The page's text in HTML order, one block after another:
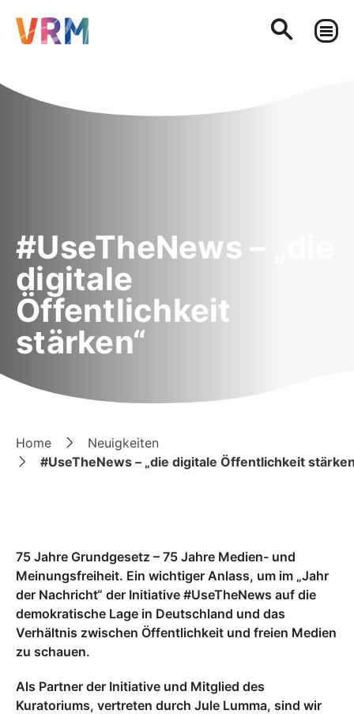
#UseTheNews – „die
digitale
Öffentlichkeit
stärken“
Home
Neuigkeiten
#UseTheNews – „die digitale Öffentlichkeit
75 Jahre Grundgesetz – 75 Jahre Medien- und
Meinungsfreiheit. Ein wichtiger Anlass, um im „Jahr
der Nachricht“ der Initiative #UseTheNews auf die
demokratische Lage in Deutschland und das
Verhältnis zwischen Öffentlichkeit und freien Medien
zu schauen.
Als Partner der Initiative und Mitglied des
Kuratoriums, vertreten durch Jule Lumma, sind wir